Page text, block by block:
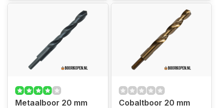
Metaalboor 20 mm
Cobaltboor 20 mm